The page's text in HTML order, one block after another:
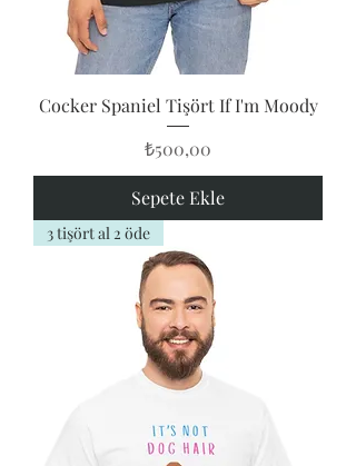
Cocker Spaniel Tişört If I'm Moody
Fiyat
₺500,00
Sepete Ekle
3 tişört al 2 öde